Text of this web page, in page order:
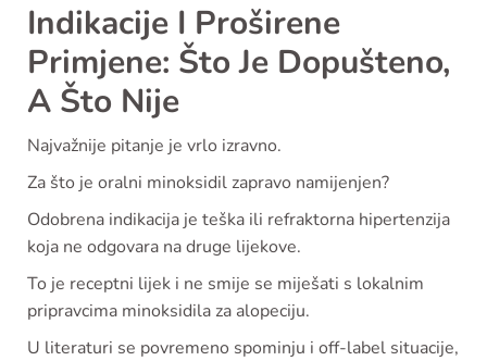
Indikacije I Proširene
Primjene: Što Je Dopušteno,
A Što Nije
Najvažnije pitanje je vrlo izravno.
Za što je oralni minoksidil zapravo namijenjen?
Odobrena indikacija je teška ili refraktorna hipertenzija
koja ne odgovara na druge lijekove.
To je receptni lijek i ne smije se miješati s lokalnim
pripravcima minoksidila za alopeciju.
U literaturi se povremeno spominju i off-label situacije,